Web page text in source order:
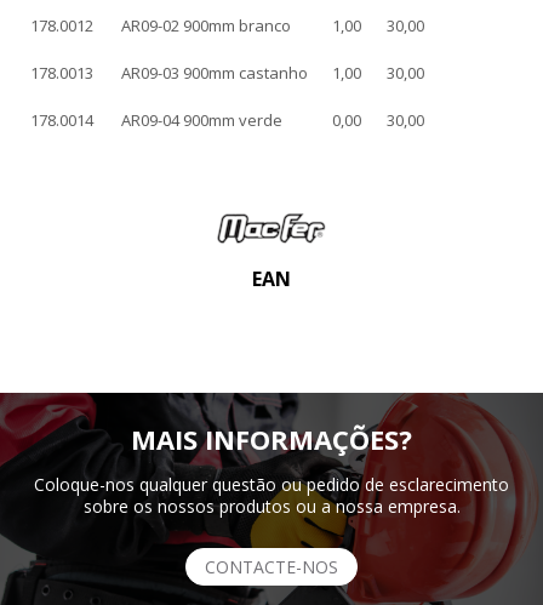
178.0012 AR09-02 900mm branco 1,00 30,00
178.0013 AR09-03 900mm castanho 1,00 30,00
178.0014 AR09-04 900mm verde 0,00 30,00
EAN
MAIS INFORMAÇÕES?
Coloque-nos qualquer questão ou pedido de esclarecimento
sobre os nossos produtos ou a nossa empresa.
CONTACTE-NOS